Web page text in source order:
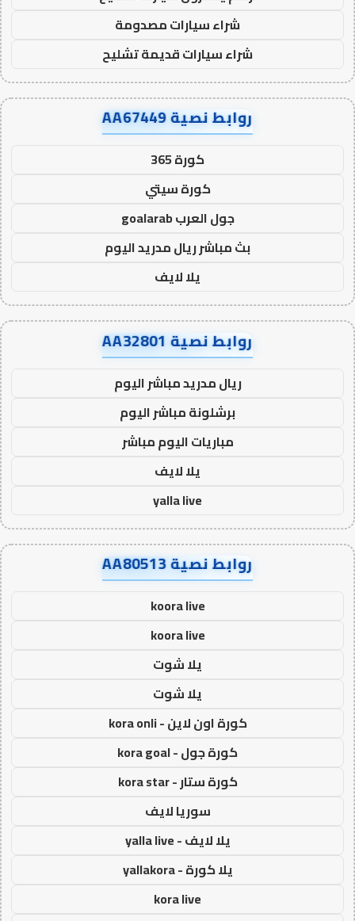
شراء سيارات مصدومة
شراء سيارات قديمة تشليح
روابط نصية AA67449
كورة 365
كورة سيتي
جول العرب goalarab
بث مباشر ريال مدريد اليوم
يلا لايف
روابط نصية AA32801
ريال مدريد مباشر اليوم
برشلونة مباشر اليوم
مباريات اليوم مباشر
يلا لايف
yalla live
روابط نصية AA80513
koora live
koora live
يلا شوت
يلا شوت
كورة اون لاين - kora onli
كورة جول - kora goal
كورة ستار - kora star
سوريا لايف
يلا لايف - yalla live
يلا كورة - yallakora
kora live